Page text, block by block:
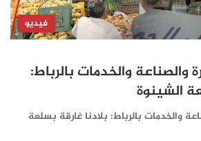
فيديو
والصناعة والخدمات بالرباط:
الشينوة
والخدمات بالرباط: بلادنا غارقة بسلعة